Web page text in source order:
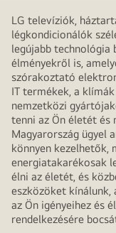
LG televíziók,
légkondicionálók
legújabb
élményekről is,
szórakoztató
IT termékek, a
nemzetközi
tenni az Ön életét és
Magyarország ügyel
könnyen kezelhetők,
energiatakarékosak
élni az életét, és
eszközöket kínálunk,
az Ön igényeihez és
rendelkezésére